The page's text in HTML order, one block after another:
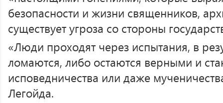
безопасности и жизни священников,
существует угроза со стороны
«Люди проходят через испытания, в
ломаются, либо остаются верными и
исповедничества или даже
Легойда.